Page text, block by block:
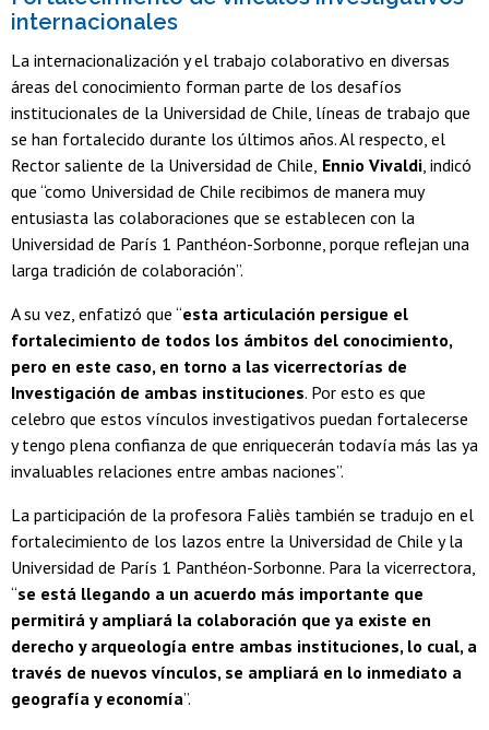
internacionales
La internacionalización y el trabajo colaborativo en diversas
áreas del conocimiento forman parte de los desafíos
institucionales de la Universidad de Chile, líneas de trabajo que
se han fortalecido durante los últimos años. Al respecto, el
Rector saliente de la Universidad de Chile, Ennio Vivaldi , indicó
que “como Universidad de Chile recibimos de manera muy
entusiasta las colaboraciones que se establecen con la
Universidad de París 1 Panthéon-Sorbonne, porque reflejan una
larga tradición de colaboración”.
A su vez, enfatizó que “esta articulación persigue el
fortalecimiento de todos los ámbitos del conocimiento,
pero en este caso, en torno a las vicerrectorías de
Investigación de ambas instituciones. Por esto es que
celebro que estos vínculos investigativos puedan fortalecerse
y tengo plena confianza de que enriquecerán todavía más las ya
invaluables relaciones entre ambas naciones”.
La participación de la profesora Faliès también se tradujo en el
fortalecimiento de los lazos entre la Universidad de Chile y la
Universidad de París 1 Panthéon-Sorbonne. Para la vicerrectora,
“se está llegando a un acuerdo más importante que
permitirá y ampliará la colaboración que ya existe en
derecho y arqueología entre ambas instituciones, lo cual, a
través de nuevos vínculos, se ampliará en lo inmediato a
geografía y economía”.